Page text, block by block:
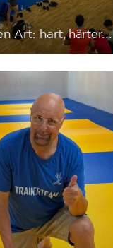
Art: hart, härter...